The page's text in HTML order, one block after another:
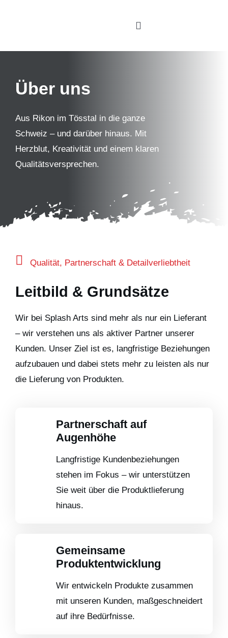
Toggle
Showroom
Kontakt
Über uns
Aus Rikon im Tösstal in die ganze
Schweiz – und darüber hinaus. Mit
Herzblut, Kreativität und einem klaren
Qualitätsversprechen.
Qualität, Partnerschaft & Detailverliebtheit
Leitbild & Grundsätze
Wir bei Splash Arts sind mehr als nur ein Lieferant
– wir verstehen uns als aktiver Partner unserer
Kunden. Unser Ziel ist es, langfristige Beziehungen
aufzubauen und dabei stets mehr zu leisten als nur
die Lieferung von Produkten.
Partnerschaft auf
Augenhöhe
Langfristige Kundenbeziehungen
stehen im Fokus – wir unterstützen
Sie weit über die Produktlieferung
hinaus.
Gemeinsame
Produktentwicklung
Wir entwickeln Produkte zusammen
mit unseren Kunden, maßgeschneidert
auf ihre Bedürfnisse.